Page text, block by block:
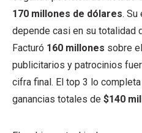
170 millones de dólares.
depende casi en su totalidad
Facturó 160 millones sobre
publicitarios y patrocinios
cifra final. El top 3 lo completa
ganancias totales de $140